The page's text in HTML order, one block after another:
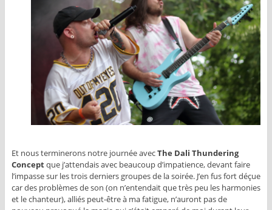
Et nous terminerons notre journée avecThe Dali Thundering
Conceptque j’attendais avec beaucoup d’impatience, devant faire
l’impasse sur les trois derniers groupes de la soirée. J’en fus fort déçue
car des problèmes de son (on n’entendait que très peu les harmonies
et le chanteur), alliés peut-être à ma fatigue, n’auront pas de